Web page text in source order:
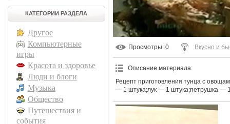
КАТЕГОРИИ РАЗДЕЛА
Другое
Компьютерные
игры
Красота и здоровье
Люди и блоги
Музыка
Общество
Путешествия и
события
Просмотры: 0 Вкусно и
Описание материала:
Рецепт приготовления тунца с
— 1 штука;лук — 1 штука;петрушка — 1